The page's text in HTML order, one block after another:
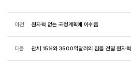
이전 원자력 없는 국정계획에 아쉬움
다음 관세 15%와 3500억달러의 짐을 견딜 원자력